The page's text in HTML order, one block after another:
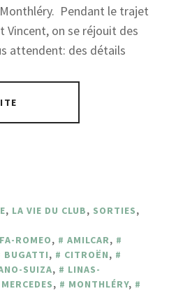
Pendant le trajet
Vincent, on se réjouit des
attendent: des détails
, LA VIE DU CLUB, SORTIES,
ROMEO, AMILCAR,
BUGATTI, CITROËN,
SUIZA,
LINAS-
MERCEDES, MONTHLÉRY,